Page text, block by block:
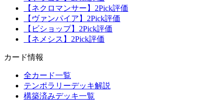
【ネクロマンサー】2Pick評価
【ヴァンパイア】2Pick評価
【ビショップ】2Pick評価
【ネメシス】2Pick評価
カード情報
全カード一覧
テンポラリーデッキ解説
構築済みデッキ一覧